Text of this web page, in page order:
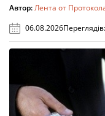
Автор:Лента от
06.08.2026Переглядів: